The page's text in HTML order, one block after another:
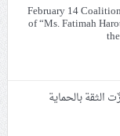
February 14
of “Ms. Fatimah
الثقة بالحماية